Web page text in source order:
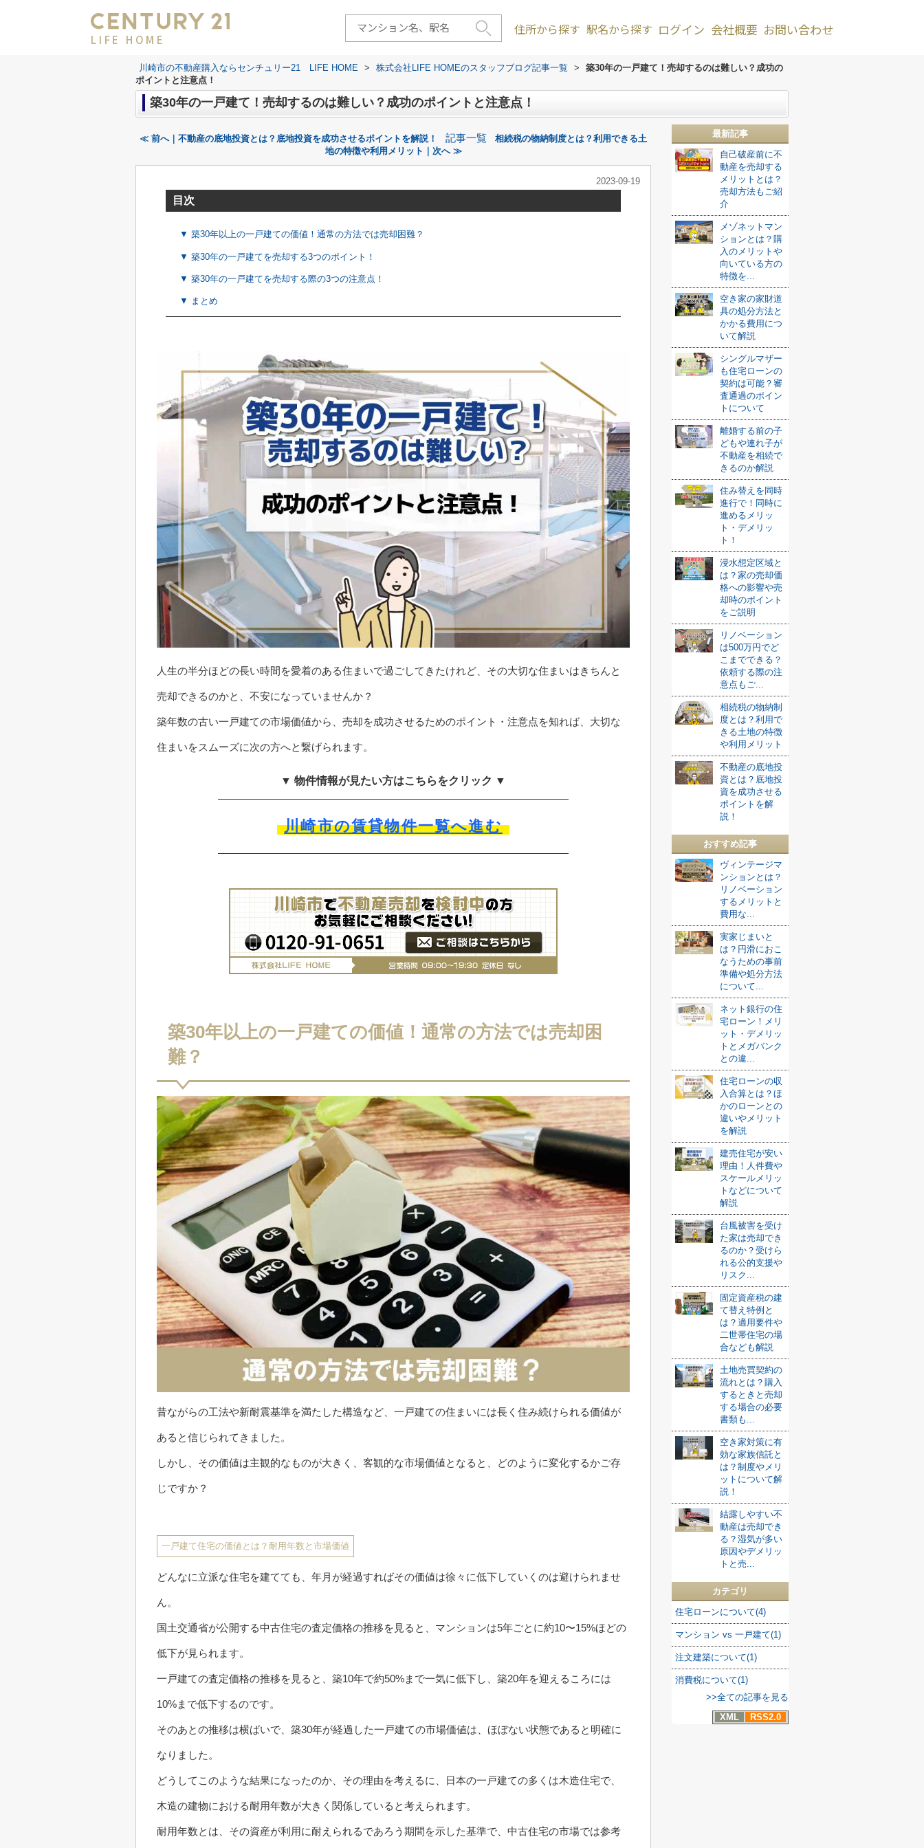
LIFE HOME
住所から探す 駅名から探す ログイン 会社概要 お問い合わせ
川崎市の不動産購入ならセンチュリー21 LIFE HOME > 株式会社LIFE HOMEのスタッフブログ記事一覧 >
築30年の一戸建て！売却するのは難しい？成功の
ポイントと注意点！
築30年の一戸建て！売却するのは難しい？成功のポイントと注意点！
≪ 前へ｜不動産の底地投資とは？底地投資を成功させるポイントを解説！ 記事一覧
相続税の物納制度とは？利用できる土
地の特徴や利用メリット｜次へ ≫
2023-09-19
目次
▼ 築30年以上の一戸建ての価値！通常の方法では売却困難？
▼ 築30年の一戸建てを売却する3つのポイント！
▼ 築30年の一戸建てを売却する際の3つの注意点！
▼ まとめ
人生の半分ほどの長い時間を愛着のある住まいで過ごしてきたけれど、その大切な住まいはきちんと
売却できるのかと、不安になっていませんか？
築年数の古い一戸建ての市場価値から、売却を成功させるためのポイント・注意点を知れば、大切な
住まいをスムーズに次の方へと繋げられます。
▼ 物件情報が見たい方はこちらをクリック ▼
川崎市の賃貸物件一覧へ進む
築30年以上の一戸建ての価値！通常の方法では売却困
難？
昔ながらの工法や新耐震基準を満たした構造など、一戸建ての住まいには長く住み続けられる価値が
あると信じられてきました。
しかし、その価値は主観的なものが大きく、客観的な市場価値となると、どのように変化するかご存
じですか？
一戸建て住宅の価値とは？耐用年数と市場価値
どんなに立派な住宅を建てても、年月が経過すればその価値は徐々に低下していくのは避けられませ
ん。
国土交通省が公開する中古住宅の査定価格の推移を見ると、マンションは5年ごとに約10〜15%ほどの
低下が見られます。
一戸建ての査定価格の推移を見ると、築10年で約50%まで一気に低下し、築20年を迎えるころには
10%まで低下するのです。
そのあとの推移は横ばいで、築30年が経過した一戸建ての市場価値は、ほぼない状態であると明確に
なりました。
どうしてこのような結果になったのか、その理由を考えるに、日本の一戸建ての多くは木造住宅で、
木造の建物における耐用年数が大きく関係していると考えられます。
耐用年数とは、その資産が利用に耐えられるであろう期間を示した基準で、中古住宅の市場では参考
最新記事
自己破産前に不
動産を売却する
メリットとは？
売却方法もご紹
介
メゾネットマン
ションとは？購
入のメリットや
向いている方の
特徴を...
空き家の家財道
具の処分方法と
かかる費用につ
いて解説
シングルマザー
も住宅ローンの
契約は可能？審
査通過のポイン
トについて
離婚する前の子
どもや連れ子が
不動産を相続で
きるのか解説
住み替えを同時
進行で！同時に
進めるメリッ
ト・デメリッ
ト！
浸水想定区域と
は？家の売却価
格への影響や売
却時のポイント
をご説明
リノベーション
は500万円でど
こまでできる？
依頼する際の注
意点もご...
相続税の物納制
度とは？利用で
きる土地の特徴
や利用メリット
不動産の底地投
資とは？底地投
資を成功させる
ポイントを解
説！
おすすめ記事
ヴィンテージマ
ンションとは？
リノベーション
するメリットと
費用な...
実家じまいと
は？円滑におこ
なうための事前
準備や処分方法
について...
ネット銀行の住
宅ローン！メリ
ット・デメリッ
トとメガバンク
との違...
住宅ローンの収
入合算とは？ほ
かのローンとの
違いやメリット
を解説
建売住宅が安い
理由！人件費や
スケールメリッ
トなどについて
解説
台風被害を受け
た家は売却でき
るのか？受けら
れる公的支援や
リスク...
固定資産税の建
て替え特例と
は？適用要件や
二世帯住宅の場
合なども解説
土地売買契約の
流れとは？購入
するときと売却
する場合の必要
書類も...
空き家対策に有
効な家族信託と
は？制度やメリ
ットについて解
説！
結露しやすい不
動産は売却でき
る？湿気が多い
原因やデメリッ
トと売...
カテゴリ
住宅ローンについて(4)
マンション vs 一戸建て(1)
注文建築について(1)
消費税について(1)
>>全ての記事を見る
XML
RSS2.0